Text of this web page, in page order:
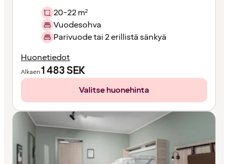
20-22 m²
Vuodesohva
Parivuode tai 2 erillistä sänkyä
Huonetiedot
Alkaen1 483SEK
Valitse huonehinta